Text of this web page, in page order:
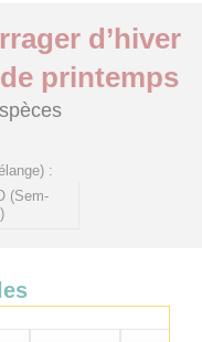
d’hiver
printemps
:
(Sem-